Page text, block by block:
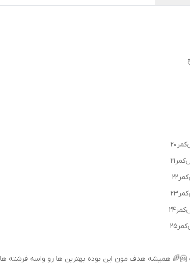
همیشه هدف مون این بوده بهترین ها رو‌ واسه فرشته